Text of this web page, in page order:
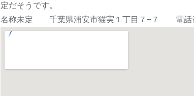
定だそうです。
名称未定 千葉県浦安市猫実１丁目７−７ 電話